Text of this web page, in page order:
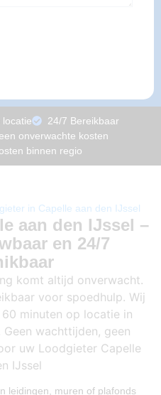
24/7 Bereikbaar
onverwachte kosten
binnen regio
in Capelle aan den IJssel
aan den IJssel –
en 24/7
komt altijd onverwacht.
voor spoedhulp. Wij
minuten op locatie in
wachttijden, geen
uw Loodgieter Capelle
IJssel
leidingen, muren of plafonds